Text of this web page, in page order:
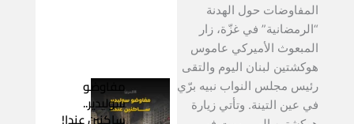
المفاوضات حول الهدنة
“الرمضانية” في غزّة، زار
المبعوث الأميركي عاموس
هوكشتين لبنان اليوم والتقى
رئيس مجلس النواب نبيه برّي
في عين التينة. وتأتي زيارة
مفاوضو
سوليدير..